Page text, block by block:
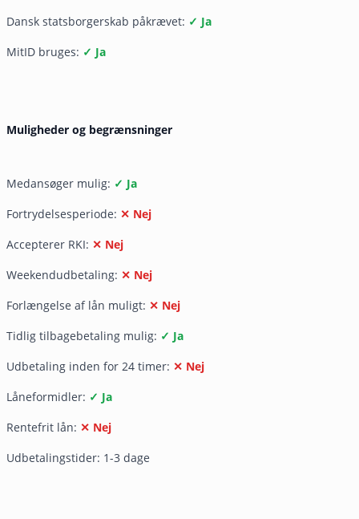
Dansk statsborgerskab påkrævet: ✓ Ja
MitID bruges: ✓ Ja
Muligheder og begrænsninger
Medansøger mulig: ✓ Ja
Fortrydelsesperiode: ✕ Nej
Accepterer RKI: ✕ Nej
Weekendudbetaling: ✕ Nej
Forlængelse af lån muligt: ✕ Nej
Tidlig tilbagebetaling mulig: ✓ Ja
Udbetaling inden for 24 timer: ✕ Nej
Låneformidler: ✓ Ja
Rentefrit lån: ✕ Nej
Udbetalingstider: 1-3 dage